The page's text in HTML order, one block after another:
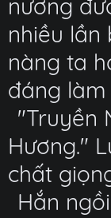
nương
nhiều lần
nàng ta
đáng
"Truyền
Hương."
chất
Hắn